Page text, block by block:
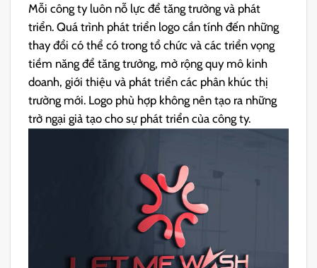
Mỗi công ty luôn nỗ lực để tăng trưởng và phát
triển. Quá trình phát triển logo cần tính đến những
thay đổi có thể có trong tổ chức và các triển vọng
tiềm năng để tăng trưởng, mở rộng quy mô kinh
doanh, giới thiệu và phát triển các phân khúc thị
trường mới. Logo phù hợp không nên tạo ra những
trở ngại giả tạo cho sự phát triển của công ty.